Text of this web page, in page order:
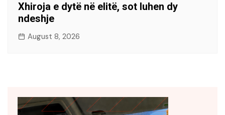
Xhiroja e dytë në elitë, sot luhen dy
ndeshje
August 8, 2026